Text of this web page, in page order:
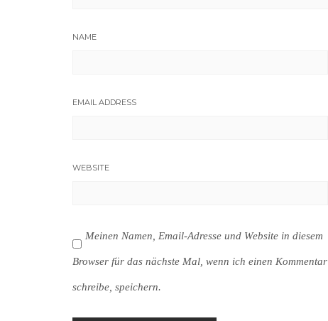
NAME
EMAIL ADDRESS
WEBSITE
Meinen Namen, Email-Adresse und Website in diesem
Browser für das nächste Mal, wenn ich einen Kommentar
schreibe, speichern.